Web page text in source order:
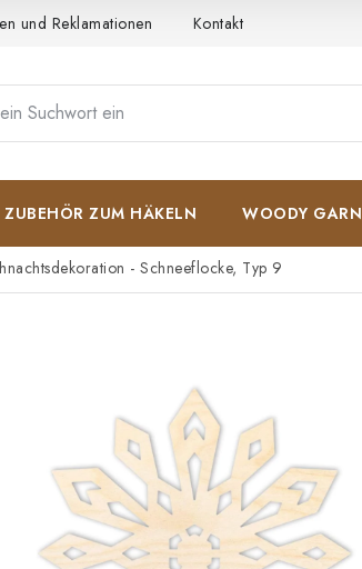
und Reklamationen Kontakt
ZUBEHÖR ZUM HÄKELN WOODY GARN
- Schneeflocke, Typ 9